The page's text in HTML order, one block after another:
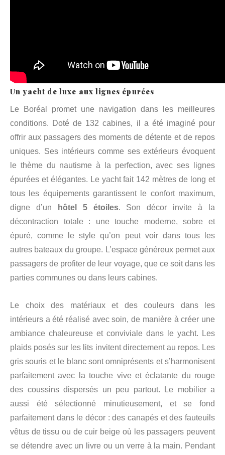
Un yacht de luxe aux lignes épurées
Le Boréal promet une navigation dans les meilleures
conditions. Doté de 132 cabines, il a été imaginé pour
offrir aux passagers des moments de détente et de repos
uniques. Ses intérieurs comme ses extérieurs évoquent
le thème du nautisme à la perfection, avec ses lignes
épurées et élégantes. Le yacht fait 142 mètres de long et
tous les équipements garantissent le confort maximum,
digne d’un
hôtel 5 étoiles. Son décor invite à la
décontraction totale : une touche moderne, sobre et
épuré, comme le style qu’on peut voir dans tous les
autres bateaux du groupe. L’espace généreux permet aux
passagers de profiter de leur voyage, que ce soit dans les
parties communes ou dans leurs cabines.
Le choix des matériaux et des couleurs dans les
intérieurs a été réalisé avec soin, de manière à créer une
ambiance chaleureuse et conviviale dans le yacht. Les
plaids posés sur les lits invitent directement au repos. Les
gris souris et le blanc sont omniprésents et s’harmonisent
parfaitement avec la touche vive et éclatante du rouge
des coussins dispersés un peu partout. Le mobilier a
aussi été sélectionné minutieusement, et se fond
parfaitement dans le décor : des canapés et des fauteuils
vêtus de tissu ou de cuir beige où les passagers peuvent
se détendre avec un livre ou un verre à la main. Pendant